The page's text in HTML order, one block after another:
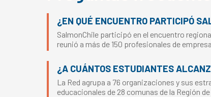
¿EN QUÉ ENCUENTRO PARTICIPÓ
SalmonChile participó en el encuentro
reunió a más de 150 profesionales de
¿A CUÁNTOS ESTUDIANTES
La Red agrupa a 76 organizaciones y sus
educacionales de 28 comunas de la Región